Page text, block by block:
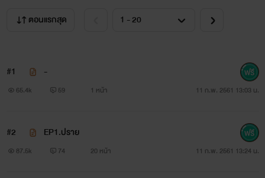
ยากที่เสือมันจะคาย
ภรรยาของสงกรานต์ อายุ41ปี เป็นนักธุรกิจเหมือน
สงกรานต์ เธอรักสามี แต่สามีไม่เคยรักเธอเลย เธอเลยต้องออก
ตอนแรกสุด
#1 -
65.4k 59 1 หน้า 11 ก.พ. 2561 13:03 น.
#2 EP1.ปราย
87.5k 74 20 หน้า 11 ก.พ. 2561 13:24 น.